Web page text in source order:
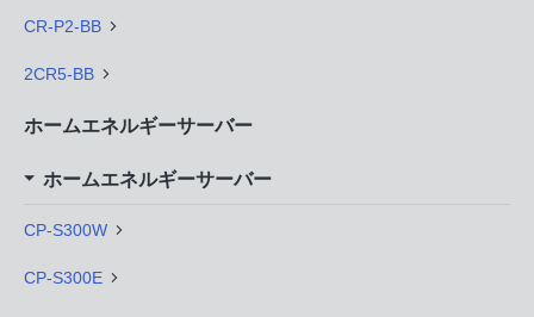
CR-P2-BB
2CR5-BB
ホームエネルギーサーバー
ホームエネルギーサーバー
CP-S300W
CP-S300E